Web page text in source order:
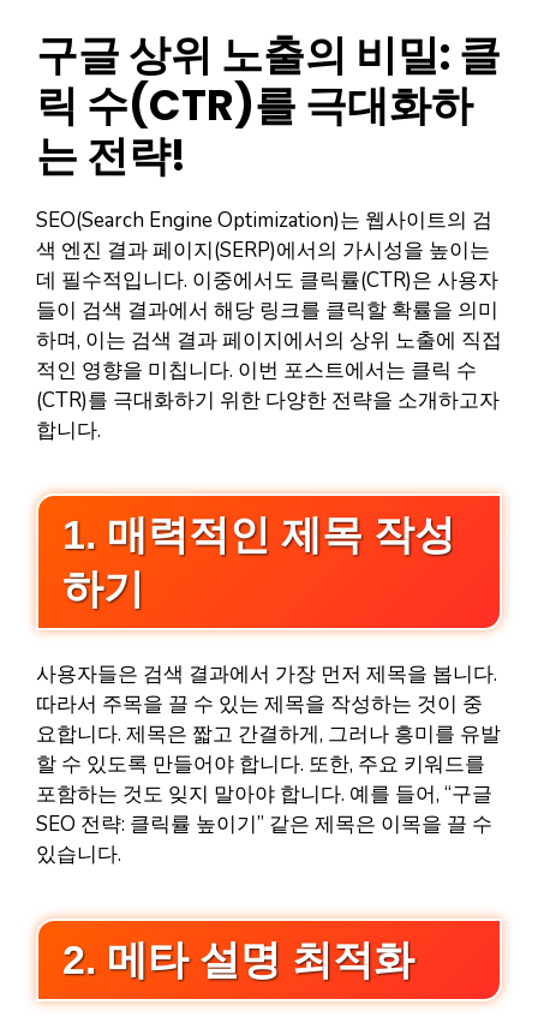
구글 상위 노출의 비밀: 클
릭 수(CTR)를 극대화하
는 전략!
SEO(Search Engine Optimization)는 웹사이트의 검
색 엔진 결과 페이지(SERP)에서의 가시성을 높이는
데 필수적입니다. 이중에서도 클릭률(CTR)은 사용자
들이 검색 결과에서 해당 링크를 클릭할 확률을 의미
하며, 이는 검색 결과 페이지에서의 상위 노출에 직접
적인 영향을 미칩니다. 이번 포스트에서는 클릭 수
(CTR)를 극대화하기 위한 다양한 전략을 소개하고자
합니다.
1. 매력적인 제목 작성
하기
사용자들은 검색 결과에서 가장 먼저 제목을 봅니다.
따라서 주목을 끌 수 있는 제목을 작성하는 것이 중
요합니다. 제목은 짧고 간결하게, 그러나 흥미를 유발
할 수 있도록 만들어야 합니다. 또한, 주요 키워드를
포함하는 것도 잊지 말아야 합니다. 예를 들어, “구글
SEO 전략: 클릭률 높이기” 같은 제목은 이목을 끌 수
있습니다.
2. 메타 설명 최적화